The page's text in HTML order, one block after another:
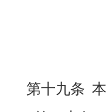
第十九条